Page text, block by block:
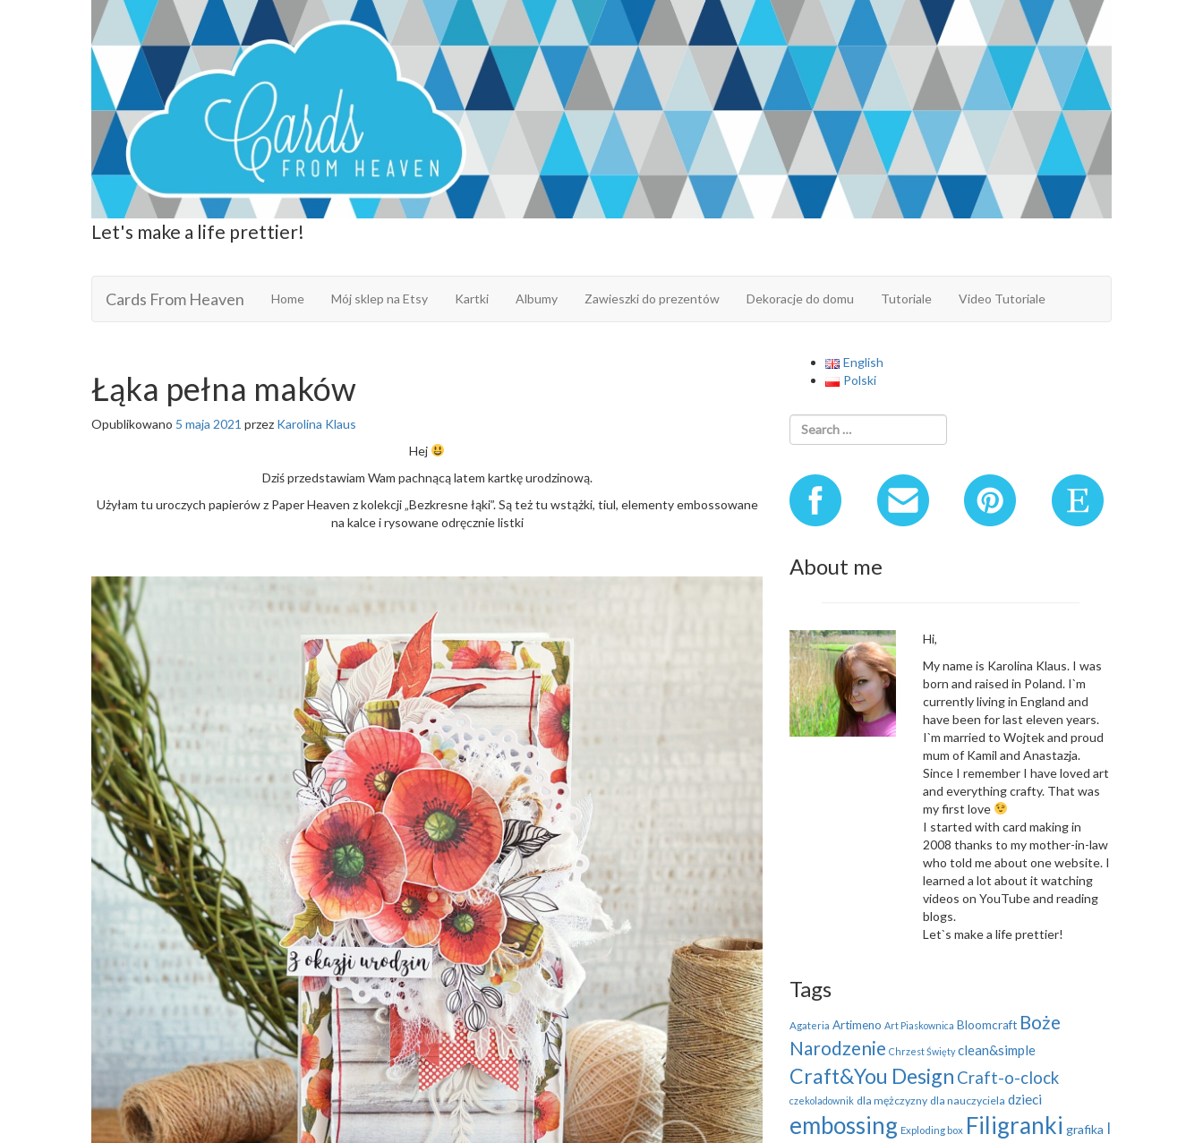
Cards From Heaven
Let's make a life prettier!
Cards From Heaven Home Mój sklep na Etsy Kartki Albumy Zawieszki do prezentów Dekoracje do domu Tutoriale Video Tutoriale
Łąka pełna maków
Opublikowano 5 maja 2021 przez Karolina Klaus
Hej
Dziś przedstawiam Wam pachnącą latem kartkę urodzinową.
Użyłam tu uroczych papierów z Paper Heaven z kolekcji „Bezkresne łąki”. Są też tu wstążki, tiul, elementy embossowane
na kalce i rysowane odręcznie listki
English
Polski
About me
Hi,
My name is Karolina Klaus. I was
born and raised in Poland. I`m
currently living in England and
have been for last eleven years.
I`m married to Wojtek and proud
mum of Kamil and Anastazja.
Since I remember I have loved art
and everything crafty. That was
my first love
I started with card making in
2008 thanks to my mother-in-law
who told me about one website. I
learned a lot about it watching
videos on YouTube and reading
blogs.
Let`s make a life prettier!
Tags
Agateria Artimeno Art Piaskownica Bloomcraft Boże
Narodzenie Chrzest Święty clean&simple
Craft&You Design Craft-o-clock
czekoladownik dla mężczyzny dla nauczyciela dzieci
embossing Exploding box Filigranki grafika I